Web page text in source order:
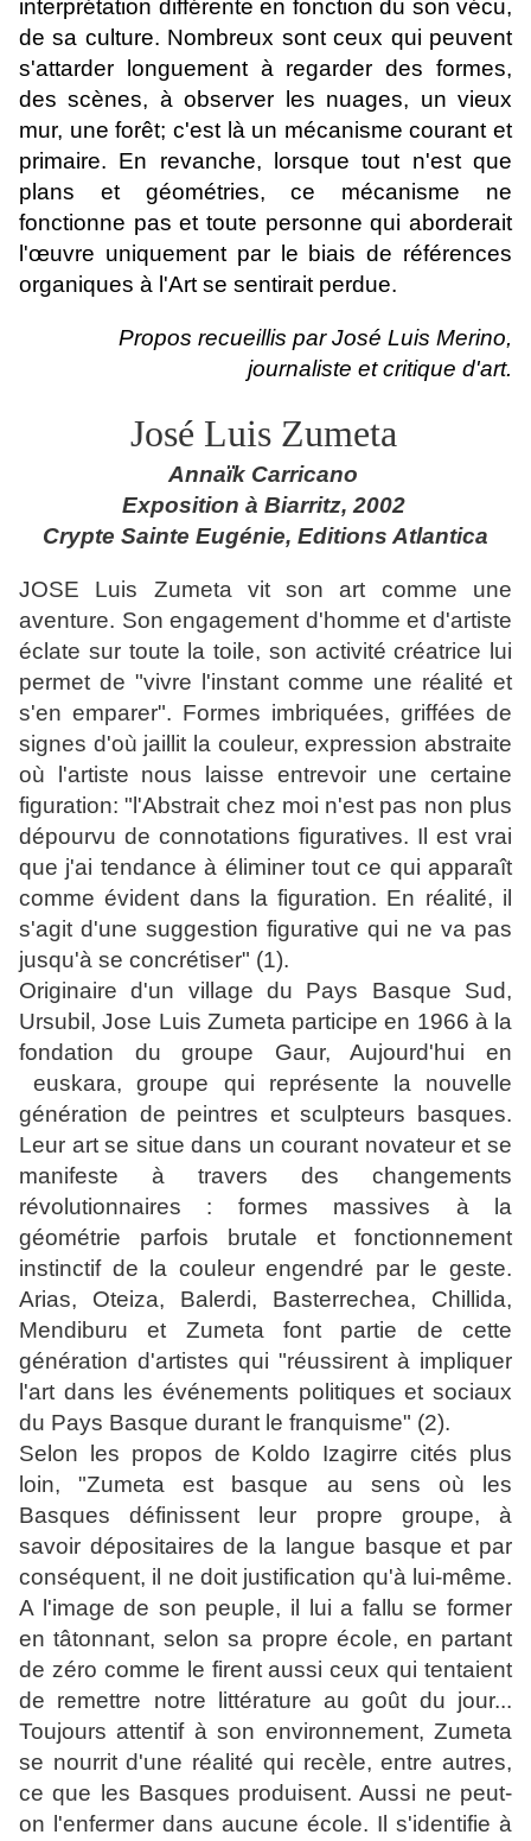
interprétation différente en fonction du son vécu,
de sa culture. Nombreux sont ceux qui peuvent
s'attarder longuement à regarder des formes,
des scènes, à observer les nuages, un vieux
mur, une forêt; c'est là un mécanisme courant et
primaire. En revanche, lorsque tout n'est que
plans et géométries, ce mécanisme ne
fonctionne pas et toute personne qui aborderait
l'œuvre uniquement par le biais de références
organiques à l'Art se sentirait perdue.
Propos recueillis par José Luis Merino,
journaliste et critique d'art.
José Luis Zumeta
Annaïk Carricano
Exposition à Biarritz, 2002
Crypte Sainte Eugénie, Editions Atlantica
JOSE Luis Zumeta vit son art comme une
aventure. Son engagement d'homme et d'artiste
éclate sur toute la toile, son activité créatrice lui
permet de "vivre l'instant comme une réalité et
s'en emparer". Formes imbriquées, griffées de
signes d'où jaillit la couleur, expression abstraite
où l'artiste nous laisse entrevoir une certaine
figuration: "l'Abstrait chez moi n'est pas non plus
dépourvu de connotations figuratives. Il est vrai
que j'ai tendance à éliminer tout ce qui apparaît
comme évident dans la figuration. En réalité, il
s'agit d'une suggestion figurative qui ne va pas
jusqu'à se concrétiser" (1).
Originaire d'un village du Pays Basque Sud,
Ursubil, Jose Luis Zumeta participe en 1966 à la
fondation du groupe Gaur, Aujourd'hui en
euskara, groupe qui représente la nouvelle
génération de peintres et sculpteurs basques.
Leur art se situe dans un courant novateur et se
manifeste à travers des changements
révolutionnaires : formes massives à la
géométrie parfois brutale et fonctionnement
instinctif de la couleur engendré par le geste.
Arias, Oteiza, Balerdi, Basterrechea, Chillida,
Mendiburu et Zumeta font partie de cette
génération d'artistes qui "réussirent à impliquer
l'art dans les événements politiques et sociaux
du Pays Basque durant le franquisme" (2).
Selon les propos de Koldo Izagirre cités plus
loin, "Zumeta est basque au sens où les
Basques définissent leur propre groupe, à
savoir dépositaires de la langue basque et par
conséquent, il ne doit justification qu'à lui-même.
A l'image de son peuple, il lui a fallu se former
en tâtonnant, selon sa propre école, en partant
de zéro comme le firent aussi ceux qui tentaient
de remettre notre littérature au goût du jour...
Toujours attentif à son environnement, Zumeta
se nourrit d'une réalité qui recèle, entre autres,
ce que les Basques produisent. Aussi ne peut-
on l'enfermer dans aucune école. Il s'identifie à